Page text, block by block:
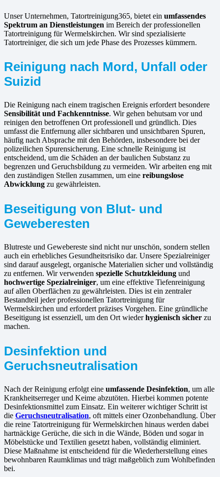
Unser Unternehmen, Tatortreinigung365, bietet ein umfassendes
Spektrum an Dienstleistungen im Bereich der professionellen
Tatortreinigung für Wermelskirchen. Wir sind spezialisierte
Tatortreiniger, die sich um jede Phase des Prozesses kümmern.
Reinigung nach Mord, Unfall oder
Suizid
Die Reinigung nach einem tragischen Ereignis erfordert besondere
Sensibilität und Fachkenntnisse. Wir gehen behutsam vor und
reinigen den betroffenen Ort professionell und gründlich. Dies
umfasst die Entfernung aller sichtbaren und unsichtbaren Spuren,
häufig nach Absprache mit den Behörden, insbesondere bei der
polizeilichen Spurensicherung. Eine schnelle Reinigung ist
entscheidend, um die Schäden an der baulichen Substanz zu
begrenzen und Geruchsbildung zu vermeiden. Wir arbeiten eng mit
den zuständigen Stellen zusammen, um eine reibungslose
Abwicklung zu gewährleisten.
Beseitigung von Blut- und
Geweberesten
Blutreste und Gewebereste sind nicht nur unschön, sondern stellen
auch ein erhebliches Gesundheitsrisiko dar. Unsere Spezialreiniger
sind darauf ausgelegt, organische Materialien sicher und vollständig
zu entfernen. Wir verwenden spezielle Schutzkleidung und
hochwertige Spezialreiniger, um eine effektive Tiefenreinigung
auf allen Oberflächen zu gewährleisten. Dies ist ein zentraler
Bestandteil jeder professionellen Tatortreinigung für
Wermelskirchen und erfordert präzises Vorgehen. Eine gründliche
Beseitigung ist essenziell, um den Ort wiederhygienisch sicher zu
machen.
Desinfektion und
Geruchsneutralisation
Nach der Reinigung erfolgt eine umfassende Desinfektion, um alle
Krankheitserreger und Keime abzutöten. Hierbei kommen potente
Desinfektionsmittel zum Einsatz. Ein weiterer wichtiger Schritt ist
die Geruchsneutralisation, oft mittels einer Ozonbehandlung. Über
die reine Tatortreinigung für Wermelskirchen hinaus werden dabei
hartnäckige Gerüche, die sich in die Wände, Böden und sogar in
Möbelstücke und Textilien gesetzt haben, vollständig eliminiert.
Diese Maßnahme ist entscheidend für die Wiederherstellung eines
bewohnbaren Raumklimas und trägt maßgeblich zum Wohlbefinden
bei.